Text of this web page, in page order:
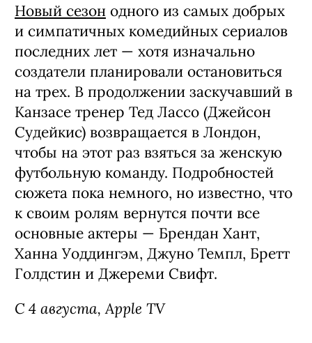
Новый сезон одного из самых добрых
и симпатичных комедийных сериалов
последних лет — хотя изначально
создатели планировали остановиться
на трех. В продолжении заскучавший в
Канзасе тренер Тед Лассо (Джейсон
Судейкис) возвращается в Лондон,
чтобы на этот раз взяться за женскую
футбольную команду. Подробностей
сюжета пока немного, но известно, что
к своим ролям вернутся почти все
основные актеры — Брендан Хант,
Ханна Уоддингэм, Джуно Темпл, Бретт
Голдстин и Джереми Свифт.
С 4 августа, Apple TV